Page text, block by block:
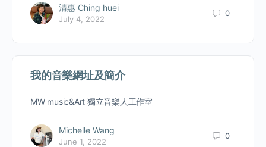
清惠 Ching huei
July 4, 2022
0
我的音樂網址及簡介
MW music&Art 獨立音樂人工作室
Michelle Wang
June 1, 2022
0